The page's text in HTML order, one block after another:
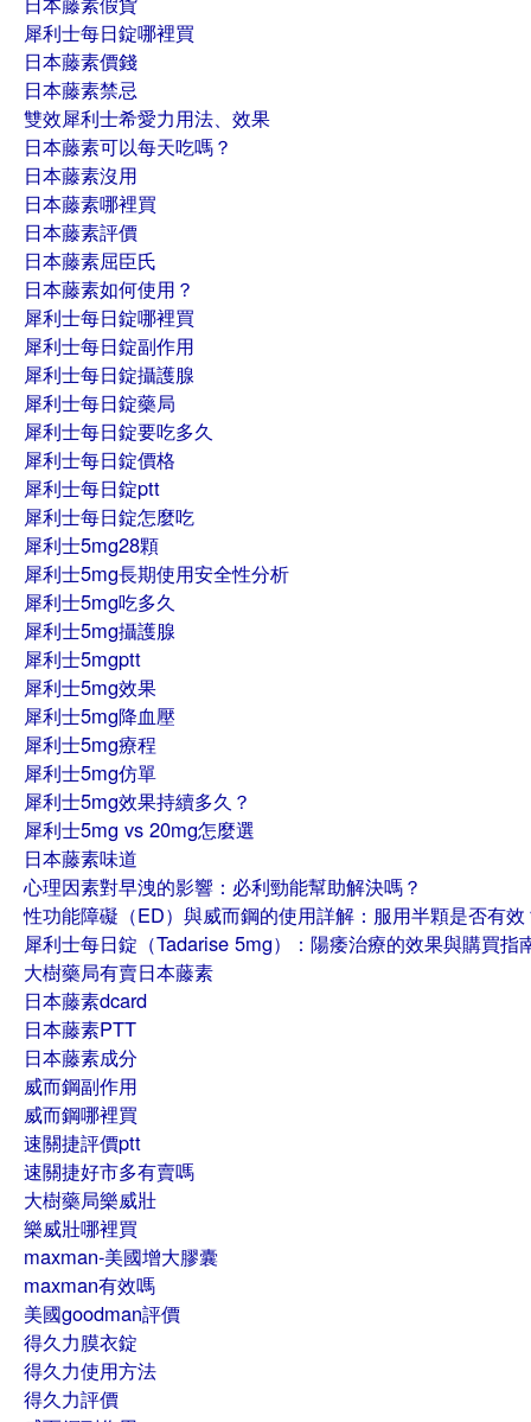
犀利士每日錠哪裡買
日本藤素價錢
日本藤素禁忌
雙效犀利士希愛力用法、效果
日本藤素可以每天吃嗎？
日本藤素沒用
日本藤素哪裡買
日本藤素評價
日本藤素屈臣氏
日本藤素如何使用？
犀利士每日錠哪裡買
犀利士每日錠副作用
犀利士每日錠攝護腺
犀利士每日錠藥局
犀利士每日錠要吃多久
犀利士每日錠價格
犀利士每日錠ptt
犀利士每日錠怎麼吃
犀利士5mg28顆
犀利士5mg長期使用安全性分析
犀利士5mg吃多久
犀利士5mg攝護腺
犀利士5mgptt
犀利士5mg效果
犀利士5mg降血壓
犀利士5mg療程
犀利士5mg仿單
犀利士5mg效果持續多久？
犀利士5mg vs 20mg怎麼選
日本藤素味道
心理因素對早洩的影響：必利勁能幫助解決嗎？
性功能障礙（ED）與威而鋼的使用詳解：服用半顆是否有效
犀利士每日錠（Tadarise 5mg）：陽痿治療的效果與購買指
大樹藥局有賣日本藤素
日本藤素dcard
日本藤素PTT
日本藤素成分
威而鋼副作用
威而鋼哪裡買
速關捷評價ptt
速關捷好市多有賣嗎
大樹藥局樂威壯
樂威壯哪裡買
maxman-美國增大膠囊
maxman有效嗎
美國goodman評價
得久力膜衣錠
得久力使用方法
得久力評價